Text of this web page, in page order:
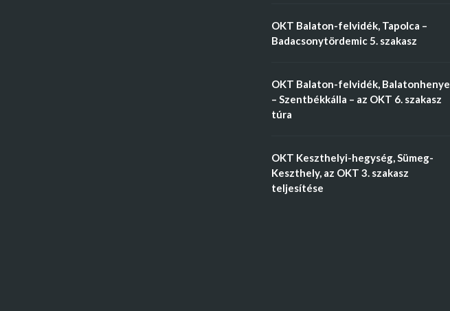
OKT Balaton-felvidék, Tapolca –
Badacsonytördemic 5. szakasz
OKT Balaton-felvidék, Balatonhenye
– Szentbékkálla – az OKT 6. szakasz
túra
OKT Keszthelyi-hegység, Sümeg-
Keszthely, az OKT 3. szakasz
teljesítése